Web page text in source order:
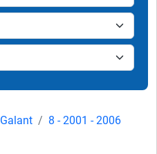
Galant
8 - 2001 - 2006